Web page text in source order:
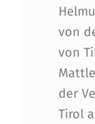
von
von
der
Tirol